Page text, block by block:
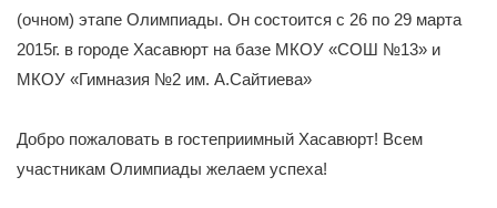
(очном) этапе Олимпиады. Он состоится с 26 по 29 марта
2015г. в городе Хасавюрт на базе МКОУ «СОШ №13» и
МКОУ «Гимназия №2 им. А.Сайтиева»
Добро пожаловать в гостеприимный Хасавюрт! Всем
участникам Олимпиады желаем успеха!